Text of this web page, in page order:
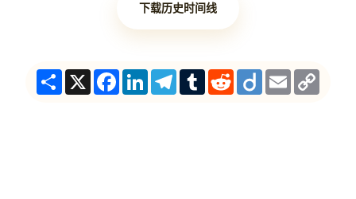
下载历史时间线
ShareX Facebook
LinkedInTelegram
TumblrRedditDiigoEmail